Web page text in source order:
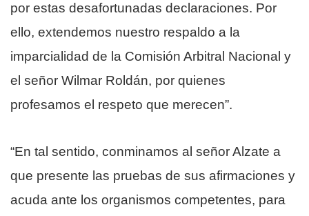
por estas desafortunadas declaraciones. Por
ello, extendemos nuestro respaldo a la
imparcialidad de la Comisión Arbitral Nacional y
el señor Wilmar Roldán, por quienes
profesamos el respeto que merecen”.
“En tal sentido, conminamos al señor Alzate a
que presente las pruebas de sus afirmaciones y
acuda ante los organismos competentes, para